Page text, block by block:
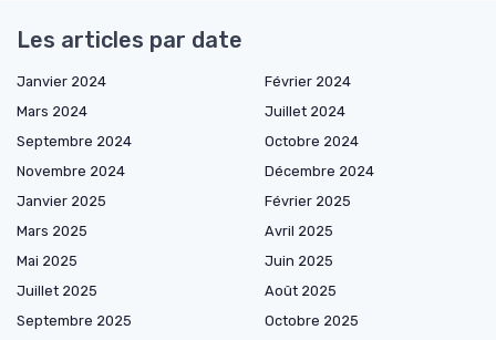
Les articles par date
Janvier 2024
Février 2024
Mars 2024
Juillet 2024
Septembre 2024
Octobre 2024
Novembre 2024
Décembre 2024
Janvier 2025
Février 2025
Mars 2025
Avril 2025
Mai 2025
Juin 2025
Juillet 2025
Août 2025
Septembre 2025
Octobre 2025